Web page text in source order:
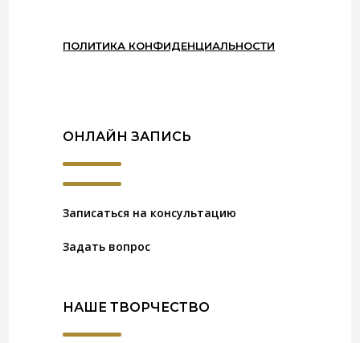
ПОЛИТИКА КОНФИДЕНЦИАЛЬНОСТИ
ОНЛАЙН ЗАПИСЬ
Записаться на консультацию
Задать вопрос
НАШЕ ТВОРЧЕСТВО